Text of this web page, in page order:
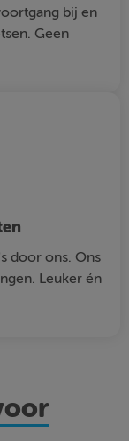
bij en
Geen
door ons. Ons
Leuker én